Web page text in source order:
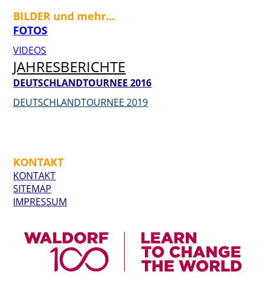
BILDER und mehr...
FOTOS
VIDEOS
JAHRESBERICHTE
DEUTSCHLANDTOURNEE 2016
DEUTSCHLANDTOURNEE 2019
KONTAKT
KONTAKT
SITEMAP
IMPRESSUM